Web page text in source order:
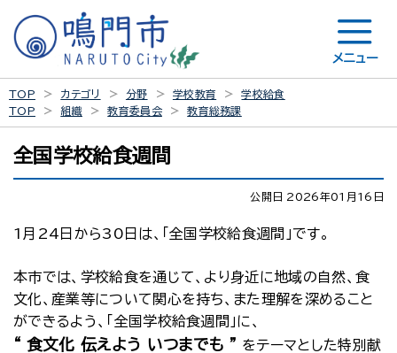
メニュー
TOP カテゴリ 分野 学校教育
学校給食
TOP
組織 教育委員会 教育総務課
全国学校給食週間
公開日 2026年01月16日
1月24日から30日は、「全国学校給食週間」です。
本市では、学校給食を通じて、より身近に地域の自然、食
文化、産業等について関心を持ち、また理解を深めること
ができるよう、「全国学校給食週間」に、
“ 食文化 伝えよう いつまでも ” をテーマとした特別献